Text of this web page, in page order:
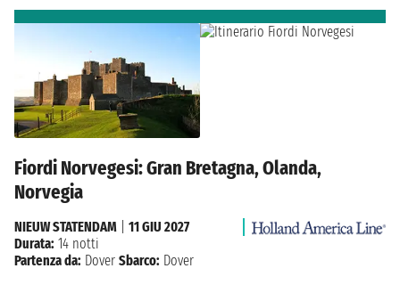
Fiordi Norvegesi: Gran Bretagna, Olanda,
Norvegia
NIEUW STATENDAM
11 GIU 2027
Durata: 14 notti
Partenza da: Dover Sbarco: Dover